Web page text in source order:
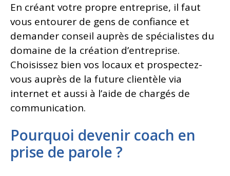
En créant votre propre entreprise, il faut
vous entourer de gens de confiance et
demander conseil auprès de spécialistes du
domaine de la création d’entreprise.
Choisissez bien vos locaux et prospectez-
vous auprès de la future clientèle via
internet et aussi à l’aide de chargés de
communication.
Pourquoi devenir coach en
prise de parole ?